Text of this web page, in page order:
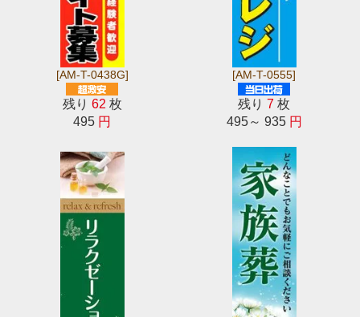
[AM-T-0438G]
残り 62 枚
495 円
[AM-T-0555]
残り7 枚
495～ 935 円